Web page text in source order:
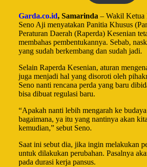
Garda.co.id, Samarinda – Wakil
Seno Aji menyatakan Panitia Khusus
Peraturan Daerah (Raperda) Kesenian
membahas pembentukannya. Sebab,
yang sudah berkembang dan sudah jadi.
Selain Raperda Kesenian, aturan
juga menjadi hal yang disoroti oleh
Seno nanti rencana perda yang baru
bisa dibuat regulasi baru.
“Apakah nanti lebih mengarah ke
bagaimana, ya itu yang nantinya akan
kemudian,” sebut Seno.
Saat ini sebut dia, jika ingin melakukan
untuk dilakukan perubahan. Pasalnya
pada durasi kerja pansus.